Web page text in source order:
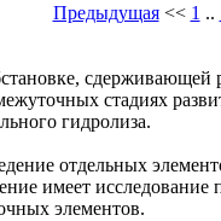
Предыдущая<< 1 ..
сдерживающей
стадиях
гидролиза.
отдельных
имеет
элементов.